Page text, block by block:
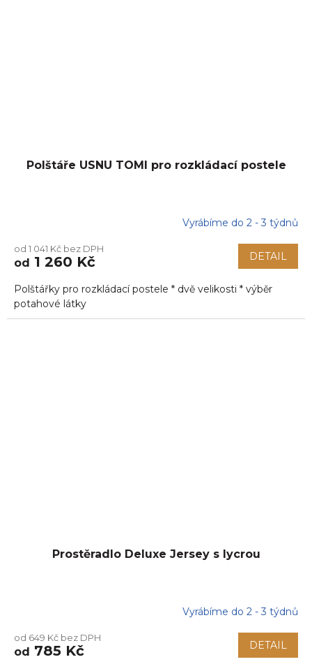
Polštáře USNU TOMI pro rozkládací postele
Vyrábíme do 2 - 3 týdnů
od 1 041 Kč bez DPH
od 1 260 Kč DETAIL
Polštářky pro rozkládací postele * dvě velikosti * výběr
potahové látky
Prostěradlo Deluxe Jersey s lycrou
Vyrábíme do 2 - 3 týdnů
od 649 Kč bez DPH
od 785 Kč DETAIL